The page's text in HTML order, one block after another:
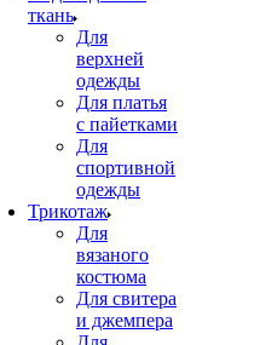
ткань
Для
верхней
одежды
Для платья
с пайетками
Для
спортивной
одежды
Трикотаж
Для
вязаного
костюма
Для свитера
и джемпера